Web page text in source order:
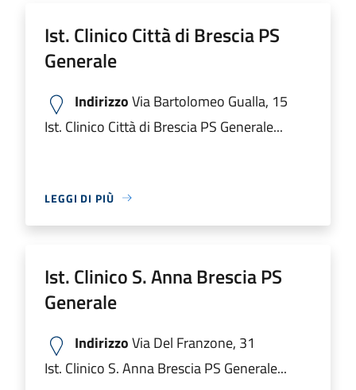
Ist. Clinico Città di Brescia PS
Generale
IndirizzoVia Bartolomeo Gualla, 15
Ist. Clinico Città di Brescia PS Generale...
LEGGI DI PIÙ
Ist. Clinico S. Anna Brescia PS
Generale
IndirizzoVia Del Franzone, 31
Ist. Clinico S. Anna Brescia PS Generale...